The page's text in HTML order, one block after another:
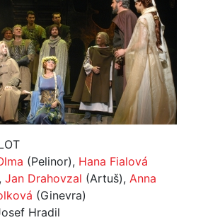
(Pelinor), Hana Fialová
Jan Drahovzal (Artuš), Anna
(Ginevra)
Hradil